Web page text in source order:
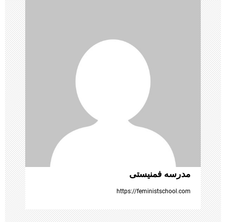
ی
ن
و
ش
ت
ه‌
ه
ا
مدرسه فمنیستی
https://feministschool.com